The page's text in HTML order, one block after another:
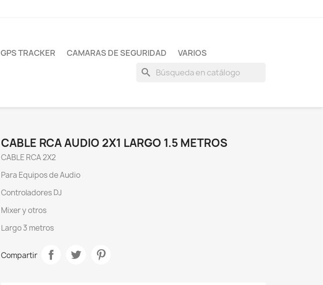
GPS TRACKER CAMARAS DE SEGURIDAD VARIOS
search
CABLE RCA AUDIO 2X1 LARGO 1.5 METROS
CABLE RCA 2X2
Para Equipos de Audio
Controladores DJ
Mixer y otros
Largo 3 metros
Compartir